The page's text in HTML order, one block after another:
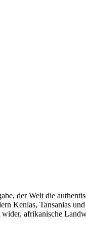
der Welt die
Kenias, Tansanias
afrikanische